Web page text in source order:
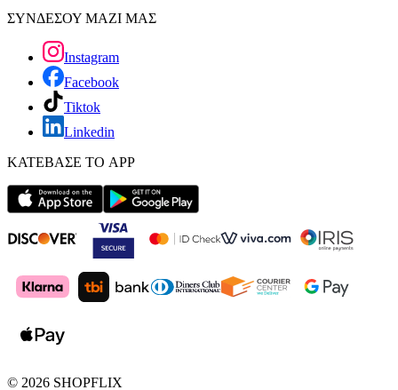
ΣΥΝΔΕΣΟΥ ΜΑΖΙ ΜΑΣ
Instagram
Facebook
Tiktok
Linkedin
ΚΑΤΕΒΑΣΕ ΤΟ APP
© 2026 SHOPFLIX